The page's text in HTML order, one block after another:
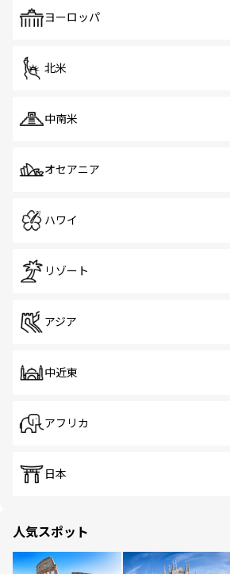
で、ホーカーズは地元の風情を楽
ヨーロッパ
北米
中南米
オセアニア
ハワイ
リゾート
アジア
中近東
アフリカ
日本
人気スポット